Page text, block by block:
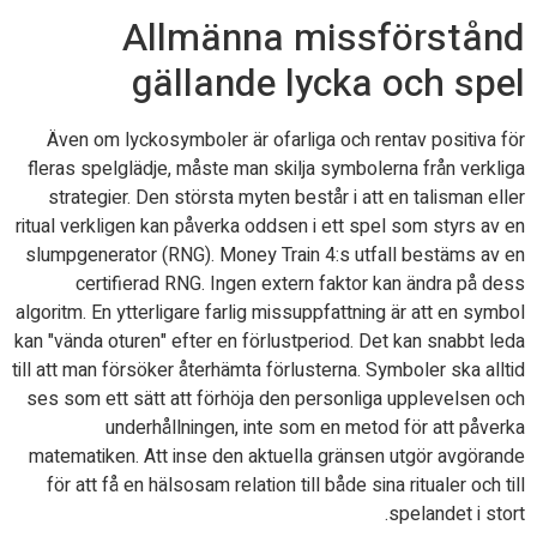
Allmänna missförstånd
gällande lycka och spel
Även om lyckosymboler är ofarliga och rentav positiva för
fleras spelglädje, måste man skilja symbolerna från verkliga
strategier. Den största myten består i att en talisman eller
ritual verkligen kan påverka oddsen i ett spel som styrs av en
slumpgenerator (RNG). Money Train 4:s utfall bestäms av en
certifierad RNG. Ingen extern faktor kan ändra på dess
algoritm. En ytterligare farlig missuppfattning är att en symbol
kan "vända oturen" efter en förlustperiod. Det kan snabbt leda
till att man försöker återhämta förlusterna. Symboler ska alltid
ses som ett sätt att förhöja den personliga upplevelsen och
underhållningen, inte som en metod för att påverka
matematiken. Att inse den aktuella gränsen utgör avgörande
för att få en hälsosam relation till både sina ritualer och till
spelandet i stort.